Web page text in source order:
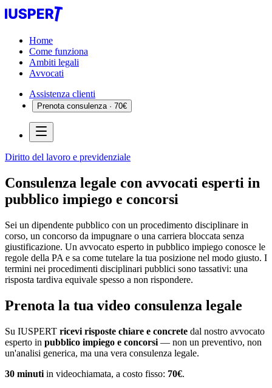
Home
Come funziona
Ambiti legali
Avvocati
Assistenza clienti
Prenota consulenza · 70€
Diritto del lavoro e previdenziale
Consulenza legale con avvocati esperti in
pubblico impiego e concorsi
Sei un dipendente pubblico con un procedimento disciplinare in
corso, un concorso da impugnare o una carriera bloccata senza
giustificazione. Un avvocato esperto in pubblico impiego conosce le
regole della PA e sa come tutelare la tua posizione nel modo giusto. I
termini nei procedimenti disciplinari pubblici sono tassativi: una
risposta tardiva equivale spesso a non rispondere.
Prenota la tua video consulenza legale
Su IUSPERT ricevi risposte chiare e concrete dal nostro avvocato
esperto in pubblico impiego e concorsi — non un preventivo, non
un'analisi generica, ma una vera consulenza legale.
30 minuti in videochiamata, a costo fisso: 70€.